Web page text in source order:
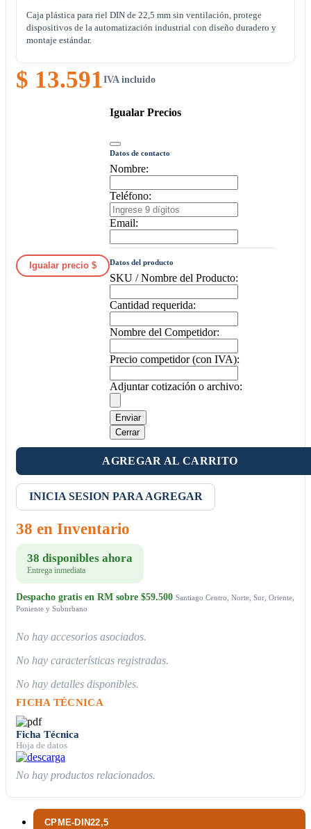
CPME-DIN22,5
Caja plástica para riel DIN de 22,5 mm sin ventilación, protege
dispositivos de la automatización industrial con diseño duradero y
montaje estándar.
$ 13.591IVA incluido
Igualar precio $
Igualar Precios
Datos de contacto
Nombre:
Teléfono:
Email:
Datos del producto
SKU / Nombre del Producto:
Cantidad requerida:
Nombre del Competidor:
Precio competidor (con IVA):
Adjuntar cotización o archivo:
Enviar
Cerrar
AGREGAR AL CARRITO
INICIA SESION PARA AGREGAR
38 en Inventario
38 disponibles ahora
Entrega inmediata
Despacho gratis en RM sobre $59.500 Santiago Centro, Norte, Sur, Oriente,
Poniente y Suburbano
No hay accesorios asociados.
No hay características registradas.
No hay detalles disponibles.
FICHA TÉCNICA
Ficha Técnica
Hoja de datos
No hay productos relacionados.